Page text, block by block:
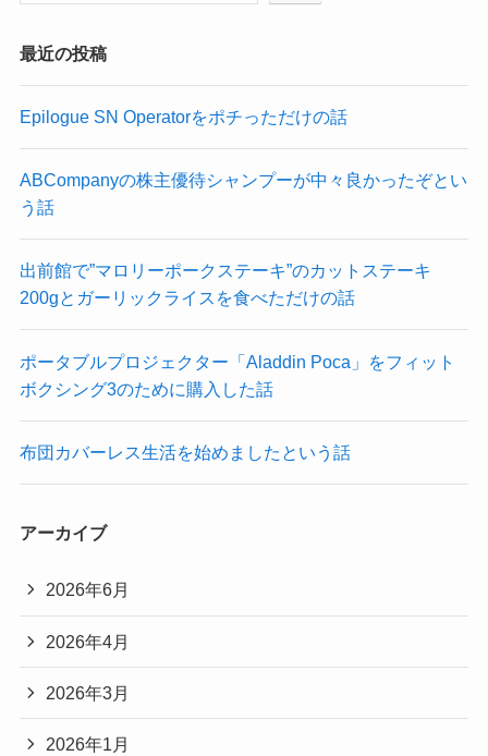
最近の投稿
Epilogue SN Operatorをポチっただけの話
ABCompanyの株主優待シャンプーが中々良かったぞとい
う話
出前館で”マロリーポークステーキ”のカットステーキ
200gとガーリックライスを食べただけの話
ポータブルプロジェクター「Aladdin Poca」をフィット
ボクシング3のために購入した話
布団カバーレス生活を始めましたという話
アーカイブ
2026年6月
2026年4月
2026年3月
2026年1月